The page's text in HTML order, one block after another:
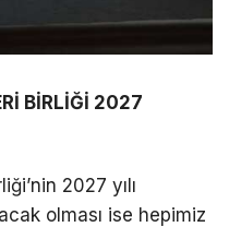
BİRLİĞİ 2027
2027 yılı
olması ise hepimiz